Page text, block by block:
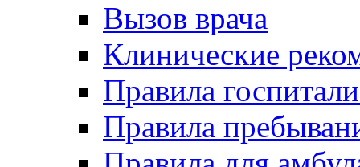
Вызов врача
Клинические
Правила
Правила